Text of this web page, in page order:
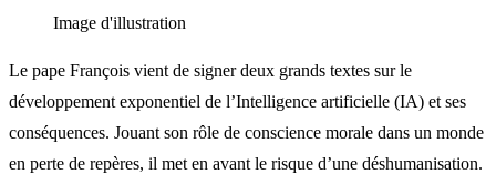
Image d'illustration
Le pape François vient de signer deux grands textes sur le
développement exponentiel de l’Intelligence artificielle (IA) et ses
conséquences. Jouant son rôle de conscience morale dans un monde
en perte de repères, il met en avant le risque d’une déshumanisation.